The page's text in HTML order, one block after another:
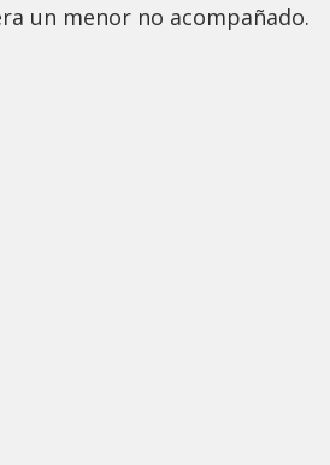
un menor no acompañado.